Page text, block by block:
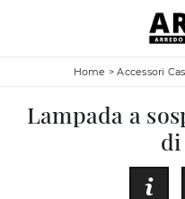
Home >Accessori
Lampada a
di